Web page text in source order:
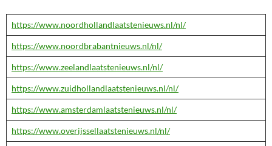
https://www.noordhollandlaatstenieuws.nl/nl/
https://www.noordbrabantnieuws.nl/nl/
https://www.zeelandlaatstenieuws.nl/nl/
https://www.zuidhollandlaatstenieuws.nl/nl/
https://www.amsterdamlaatstenieuws.nl/nl/
https://www.overijssellaatstenieuws.nl/nl/